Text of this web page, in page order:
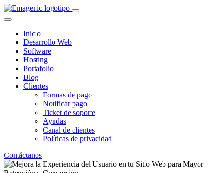
Inicio
Desarrollo Web
Software
Hosting
Portafolio
Blog
Clientes
Formas de pago
Notificar pago
Ticket de soporte
Ayudas
Canal de clientes
Políticas de privacidad
Contáctanos